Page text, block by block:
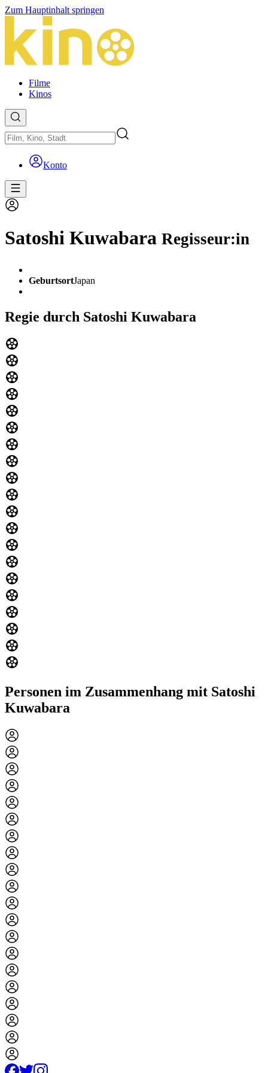
Zum Hauptinhalt springen
Filme
Kinos
Konto
Satoshi Kuwabara Regisseur:in
GeburtsortJapan
Regie durch Satoshi Kuwabara
Personen im Zusammenhang mit Satoshi
Kuwabara